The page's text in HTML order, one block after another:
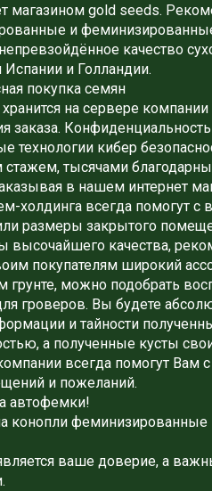
магазином gold seeds.
и
качество
и Голландии.
покупка семян
на сервере
заказа.
технологии кибер
тысячами
в нашем интернет
холдинга всегда помогут
размеры закрытого
высочайшего качества,
покупателям широкий
можно подобрать
гроверов. Вы будете
и тайности
а полученные кусты
всегда помогут Вам
и пожеланий.
автофемки!
конопли феминизированные
ваше доверие, а